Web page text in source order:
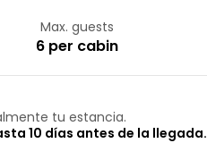
Max. guests
6 per cabin
tu estancia.
10 días antes de la llegada.